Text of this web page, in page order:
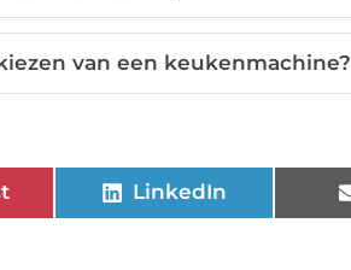
van een keukenmachine?
LinkedIn